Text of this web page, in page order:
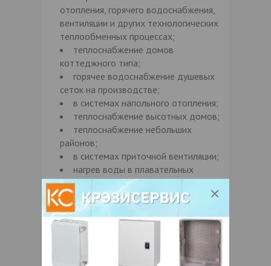
отопления, горячего водоснабжения,
вентиляции и других технологических
теплообменных процессах;
теплоснабжение домов
коттеджного типа;
горячее водоснабжение душевых
сеток на производстве;
в системах напольного отопления;
теплоснабжение высотных домов;
теплоснабжение небольших
районов;
в системах приточной вентиляции;
нагрев воды в плавательных
бассейнах;
другие технологические
теплообменные процессы.
Преимущества:
Белорусский производитель с